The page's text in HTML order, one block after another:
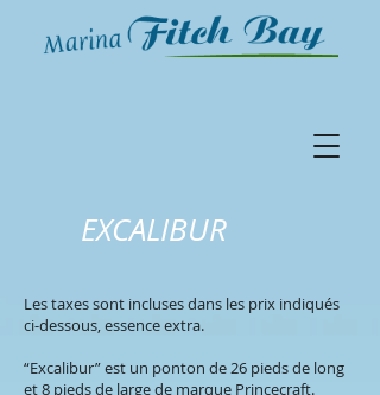
EXCALIBUR
Les taxes sont incluses dans les prix indiqués
ci-dessous, essence extra.
“Excalibur” est un ponton de 26 pieds de long
et 8 pieds de large de marque Princecraft.